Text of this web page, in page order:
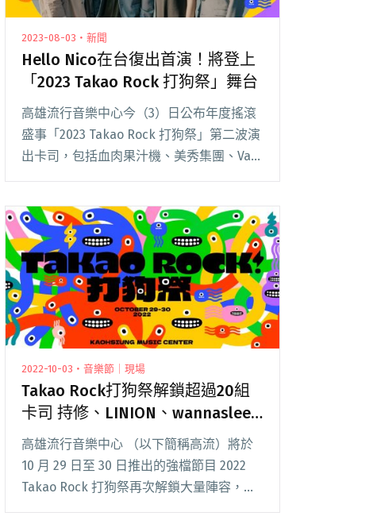
2023-08-03・新聞
Hello Nico在台復出首演！將登上
「2023 Takao Rock 打狗祭」舞台
高雄流行音樂中心今（3）日公布年度搖滾
盛事「2023 Takao Rock 打狗祭」第二波演
出卡司，包括血肉果汁機、美秀集團、Vast
最令人驚喜的閱讀全文 "Hello Nico在台復
出首演！將登上「2023 Takao Rock 打狗
祭」舞台"
2022-10-03・音樂節｜現場
Takao Rock打狗祭解鎖超過20組
卡司 持修、LINION、wannasleep
等多組新生代創作者齊聚高雄港灣
高雄流行音樂中心 （以下簡稱高流）將於
10 月 29 日至 30 日推出的強檔節目 2022
Takao Rock 打狗祭再次解鎖大量陣容，上